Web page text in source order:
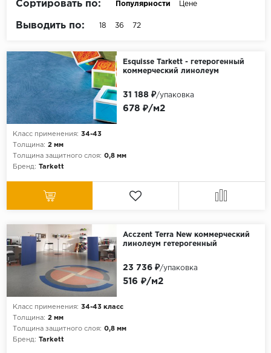
Сортировать по: Популярности Цене
Выводить по: 18 36 72
Esquisse Tarkett - гетерогенный
коммерческий линолеум
Класс применения: 34-43
Толщина: 2 мм
Толщина защитного слоя: 0,8 мм
Бренд: Tarkett
678 ₽/м2
31 188 ₽/упаковка
Acczent Terra New коммерческий
линолеум гетерогенный
Класс применения: 34-43 класс
Толщина: 2 мм
Толщина защитного слоя: 0,8 мм
Бренд: Tarkett
516 ₽/м2
23 736 ₽/упаковка